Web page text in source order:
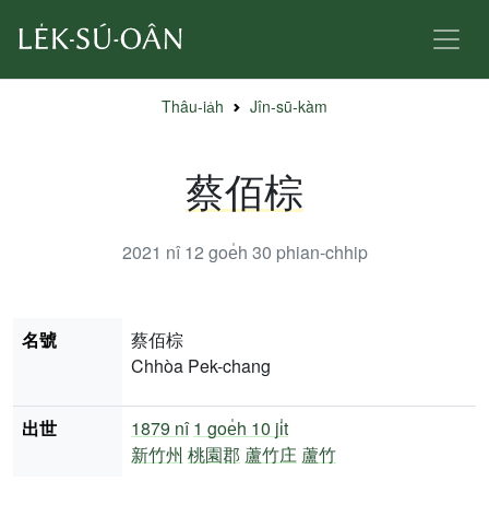
Thâu-ia̍h Jîn-sū-kàm
蔡佰棕
2021 nî 12 goe̍h 30 phian-chhip
名號
蔡佰棕
Chhòa Pek-chang
出世 1879 nî 1 goe̍h 10 ji̍t
新竹州 桃園郡 蘆竹庄 蘆竹